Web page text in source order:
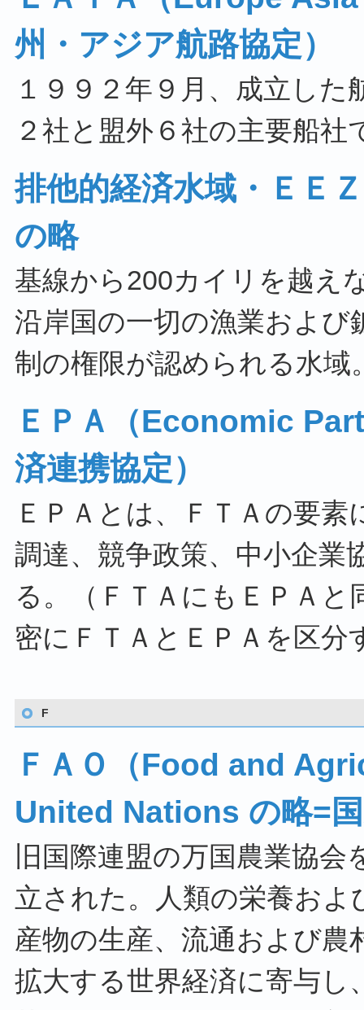
州・アジア航路協定）
１９９２年９月、成立し
２社と盟外６社の主要船社
排他的経済水域・ＥＥ
の略
基線から200カイリを越え
沿岸国の一切の漁業および
制の権限が認められる水域
ＥＰＡ（Economic
済連携協定）
ＥＰＡとは、ＦＴＡの要
調達、競争政策、中小企業
る。（ＦＴＡにもＥＰＡ
密にＦＴＡとＥＰＡを区
F
ＦＡＯ（Food and
United Nations の略=
旧国際連盟の万国農業協
立された。人類の栄養お
産物の生産、流通および
拡大する世界経済に寄与